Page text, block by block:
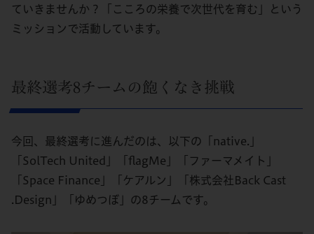
ていきませんか？「こころの栄養で次世代を育む」という
ミッションで活動しています。
最終選考8チームの飽くなき挑戦
今回、最終選考に進んだのは、以下の「native.」
「SolTech United」「flagMe」「ファーマメイト」
「Space Finance」「ケアルン」「株式会社Back Cast
.Design」「ゆめつぼ」の8チームです。